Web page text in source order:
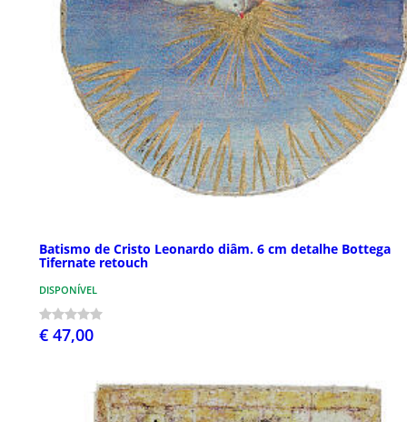
Batismo de Cristo Leonardo diâm. 6 cm detalhe Bottega
Tifernate retouch
DISPONÍVEL
€ 47,00